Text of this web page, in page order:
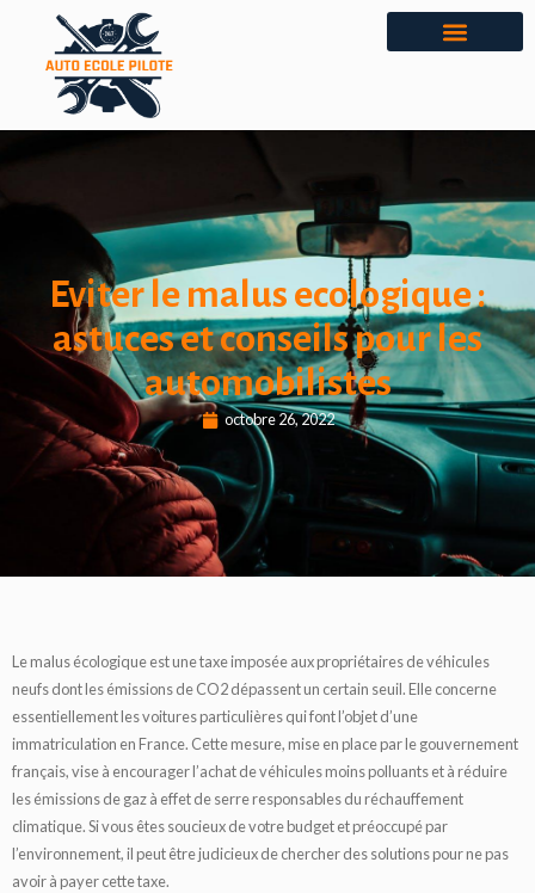
Eviter le malus ecologique :
astuces et conseils pour les
automobilistes
octobre 26, 2022
Le malus écologique est une taxe imposée aux propriétaires de véhicules
neufs dont les émissions de CO2 dépassent un certain seuil. Elle concerne
essentiellement les voitures particulières qui font l’objet d’une
immatriculation en France. Cette mesure, mise en place par le gouvernement
français, vise à encourager l’achat de véhicules moins polluants et à réduire
les émissions de gaz à effet de serre responsables du réchauffement
climatique. Si vous êtes soucieux de votre budget et préoccupé par
l’environnement, il peut être judicieux de chercher des solutions pour ne pas
avoir à payer cette taxe.